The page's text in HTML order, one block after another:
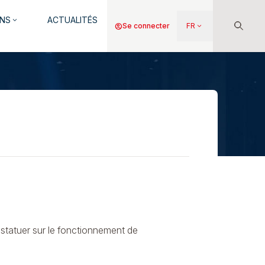
keyboard_arrow_down ACTUALITÉS
Menu
compte
account_circleSe connecter FR keyboard_arrow_down
sur le fonctionnement de